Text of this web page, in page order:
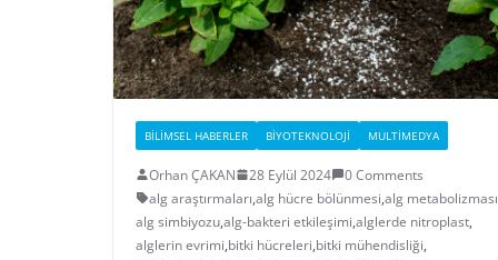
BILIMSEL HABERLER BIYOTEKNOLOJI MULTIMEDYA
Orhan ÇAKAN 28 Eylül 2024
0 Comments
alg araştırmaları,alg hücre bölünmesi,alg metabolizması
alg simbiyozu,alg-bakteri etkileşimi,alglerde nitroplast,
alglerin evrimi,bitki hücreleri,bitki mühendisliği,